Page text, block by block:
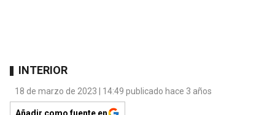
INTERIOR
18 de marzo de 2023 | 14:49 publicado hace 3 años
Añadir como fuente en